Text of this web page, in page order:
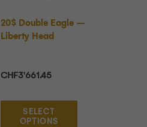
20$ Double Eagle –
Liberty Head
CHF3'661.45
SELECT
OPTIONS